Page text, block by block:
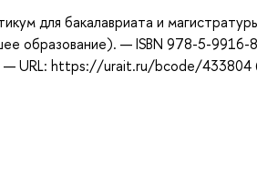
для бакалавриата и
образование). — ISBN 978-5-9916-
— URL: https://urait.ru/bcode/433804